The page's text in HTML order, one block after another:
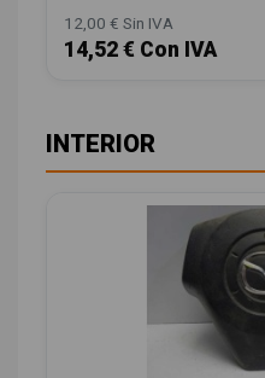
12,00 € Sin IVA
14,52 € Con IVA
INTERIOR